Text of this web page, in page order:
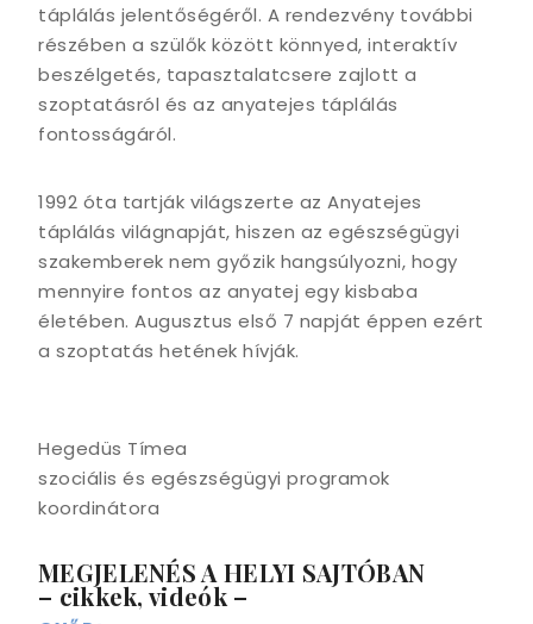
táplálás jelentőségéről. A rendezvény további
részében a szülők között könnyed, interaktív
beszélgetés, tapasztalatcsere zajlott a
szoptatásról és az anyatejes táplálás
fontosságáról.
1992 óta tartják világszerte az Anyatejes
táplálás világnapját, hiszen az egészségügyi
szakemberek nem győzik hangsúlyozni, hogy
mennyire fontos az anyatej egy kisbaba
életében. Augusztus első 7 napját éppen ezért
a szoptatás hetének hívják.
Hegedüs Tímea
szociális és egészségügyi programok
koordinátora
MEGJELENÉS A HELYI SAJTÓBAN
– cikkek, videók –